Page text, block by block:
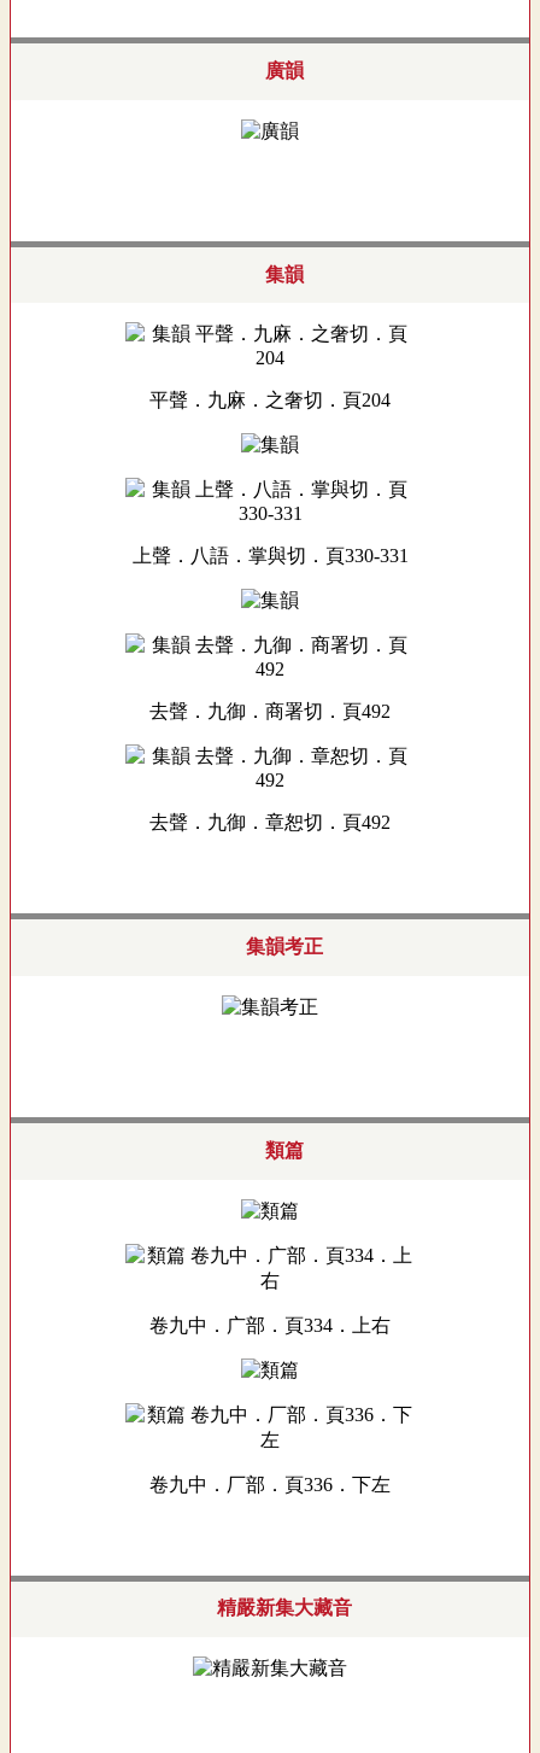
廣韻
集韻
平聲．九麻．之奢切．頁204
上聲．八語．掌與切．頁330-331
去聲．九御．商署切．頁492
去聲．九御．章恕切．頁492
集韻考正
類篇
卷九中．广部．頁334．上右
卷九中．厂部．頁336．下左
精嚴新集大藏音